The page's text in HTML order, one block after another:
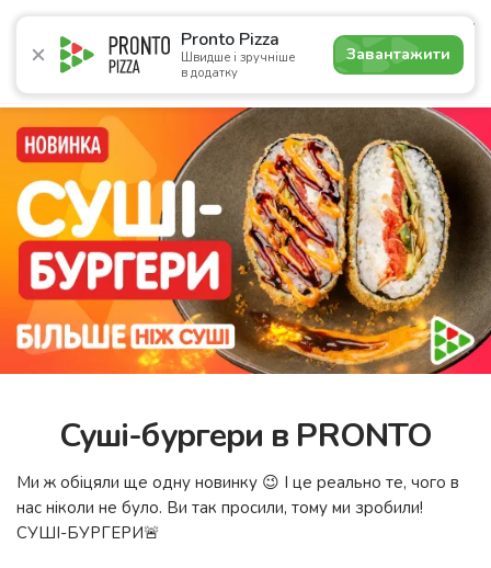
Pronto Pizza
Швидше і зручніше
в додатку
Завантажити
5.0
Акції Піца Суші Сети Напої Пасти
Суші-бургери в PRONTO
Ми ж обіцяли ще одну новинку 😉 І це реально те, чого в
нас ніколи не було. Ви так просили, тому ми зробили!
СУШІ-БУРГЕРИ🚨